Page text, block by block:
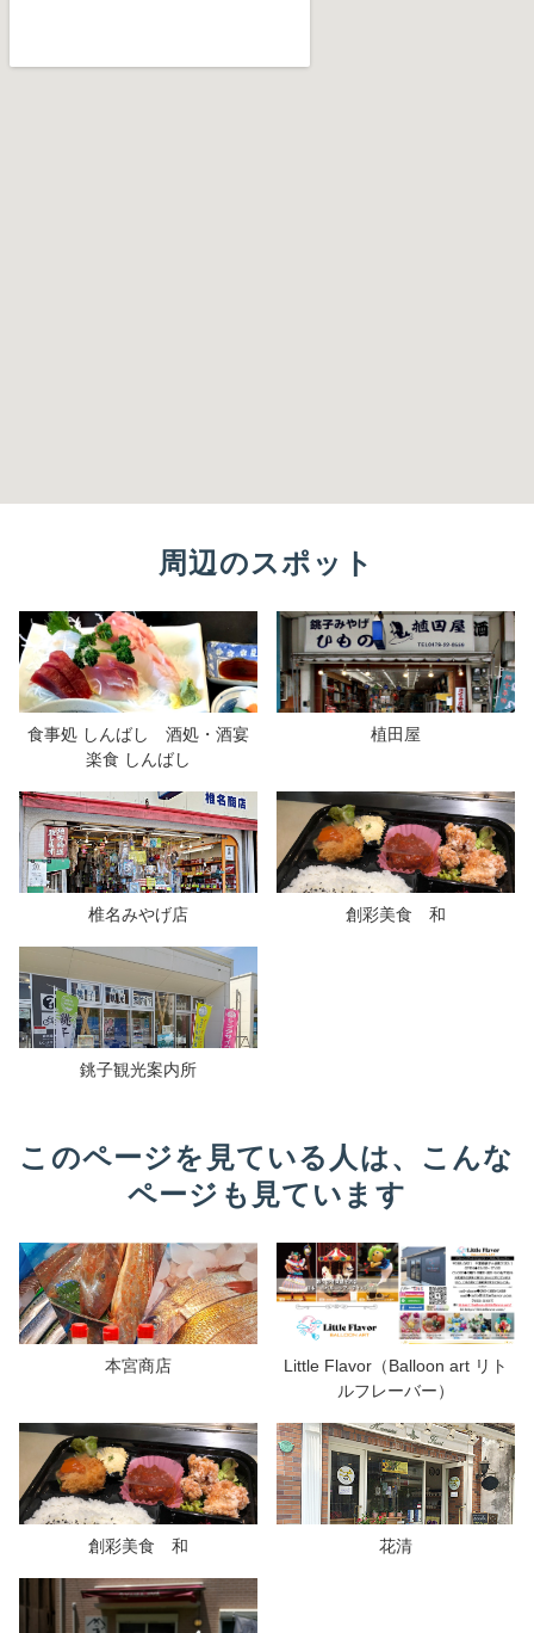
周辺のスポット
食事処 しんばし 酒処・酒宴
楽食 しんばし
植田屋
椎名みやげ店 創彩美食 和
銚子観光案内所
このページを見ている人は、こんな
ページも見ています
本宮商店
Little Flavor（Balloon art リト
ルフレーバー）
創彩美食 和 花清